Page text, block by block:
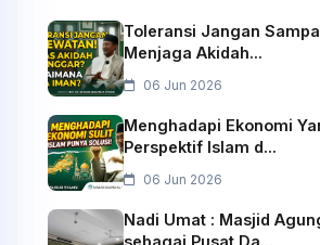
Toleransi Jangan
Menjaga Akidah...
06 Jun 2026
Menghadapi Ekonomi
Perspektif Islam d...
06 Jun 2026
Nadi Umat : Masjid
sebagai Pusat Da...